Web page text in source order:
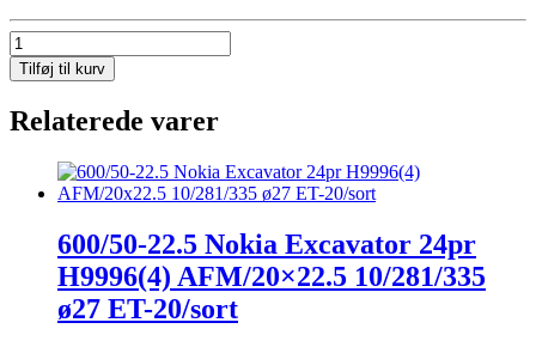
600/55R26.5
Nokian
ELS
20×26.5
Tilføj til kurv
Relaterede varer
600/50-22.5 Nokia Excavator 24pr
H9996(4) AFM/20×22.5 10/281/335
ø27 ET-20/sort